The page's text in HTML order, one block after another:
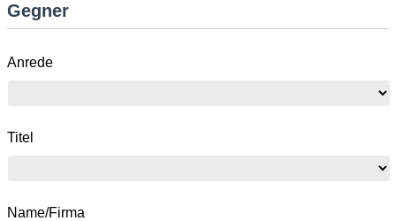
Gegner
Anrede
Titel
Name/Firma